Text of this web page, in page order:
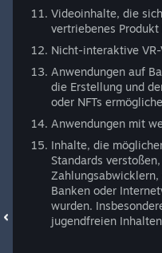
Videoinhalte, die
vertriebenes Produkt
Nicht-interaktive
Anwendungen auf
die Erstellung und
oder NFTs
Anwendungen mit
Inhalte, die
Standards
Banken oder
wurden.
jugendfreien